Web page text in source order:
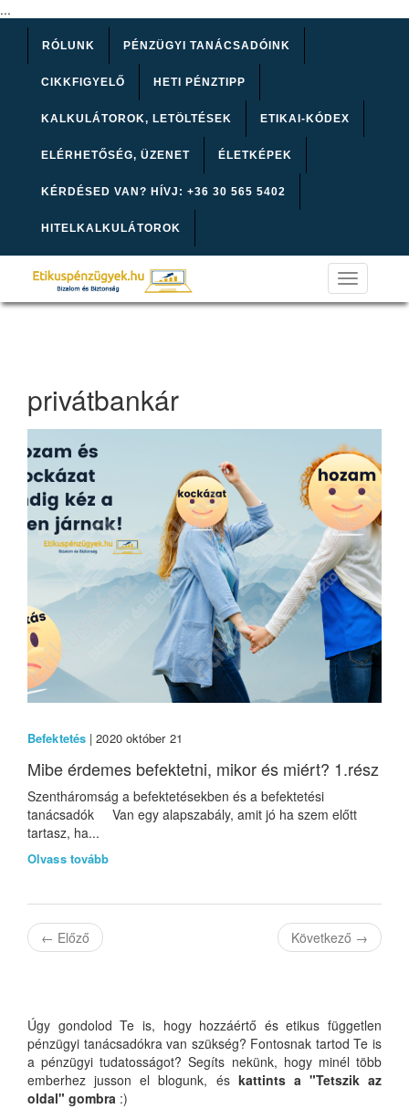
...
RÓLUNK PÉNZÜGYI TANÁCSADÓINK
CIKKFIGYELŐ HETI PÉNZTIPP
KALKULÁTOROK, LETÖLTÉSEK ETIKAI-KÓDEX
ELÉRHETŐSÉG, ÜZENET ÉLETKÉPEK
KÉRDÉSED VAN? HÍVJ: +36 30 565 5402
HITELKALKULÁTOROK
Toggle
navigation
privátbankár
Befektetés | 2020 október 21
Mibe érdemes befektetni, mikor és miért? 1.rész
Szentháromság a befektetésekben és a befektetési
tanácsadók Van egy alapszabály, amit jó ha szem előtt
tartasz, ha...
Olvass tovább
← Előző Következő →
Úgy gondolod Te is, hogy hozzáértő és etikus független
pénzügyi tanácsadókra van szükség? Fontosnak tartod Te is
a pénzügyi tudatosságot? Segíts nekünk, hogy minél több
emberhez jusson el blogunk, és kattints a "Tetszik az
oldal" gombra :)